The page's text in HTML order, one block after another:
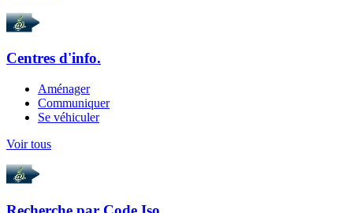
Centres d'info.
Aménager
Communiquer
Se véhiculer
Voir tous